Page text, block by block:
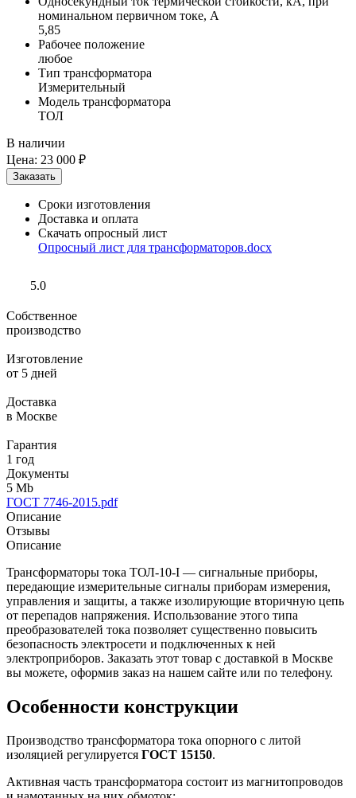
номинальном первичном токе, А
5,85
Рабочее положение
любое
Тип трансформатора
Измерительный
Модель трансформатора
ТОЛ
В наличии
Цена: 23 000 ₽
Сроки изготовления
Доставка и оплата
Скачать опросный лист
Опросный лист для трансформаторов.docx
5.0
Собственное
производство
Изготовление
от 5 дней
Доставка
в Москве
Гарантия
1 год
Документы
5 Mb
ГОСТ 7746-2015.pdf
Описание
Отзывы
Описание
Трансформаторы тока ТОЛ-10-I — сигнальные приборы,
передающие измерительные сигналы приборам измерения,
управления и защиты, а также изолирующие вторичную цепь
от перепадов напряжения. Использование этого типа
преобразователей тока позволяет существенно повысить
безопасность электросети и подключенных к ней
электроприборов. Заказать этот товар с доставкой в Москве
вы можете, оформив заказ на нашем сайте или по телефону.
Особенности конструкции
Производство трансформатора тока опорного с литой
изоляцией регулируется ГОСТ 15150.
Активная часть трансформатора состоит из магнитопроводов